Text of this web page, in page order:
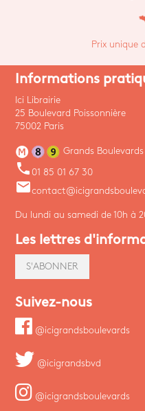
Prix unique
Informations
Ici Librairie
25 Boulevard Poissonnière
75002 Paris
Grands Boulevards
phone 01 85 01 67 30
email
Du lundi au samedi de 10h à
Les lettres
S'ABONNER
Suivez-nous
@icigrandsboulevards
@icigrandsbvd
@icigrandsboulevards